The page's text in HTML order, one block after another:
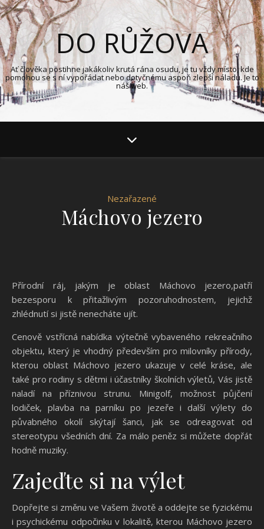
DO RŮŽOVA
Ať člověka postihne jakákoliv krutá rána osudu, je tu vždy místo, kde
pomohou se s ní vypořádat nebo dotyčnému aspoň zlepší náladu. Je to
náš web.
Nezařazené
Máchovo jezero
Přírodní ráj, jakým je oblast Máchovo jezero,patří
bezesporu k přitažlivým pozoruhodnostem, jejichž
zhlédnutí si jistě nenecháte ujít.
Cenově vstřícná nabídka výtečně vybaveného rekreačního
objektu, který je vhodný především pro milovníky přírody,
kterou oblast Máchovo jezero ukazuje v celé kráse, ale
také pro rodiny s dětmi i účastníky školních výletů, Vás jistě
naladí na příznivou strunu. Minigolf, možnost půjčení
lodiček, plavba na parníku po jezeře i další výlety do
půvabného okolí skýtají šanci, jak se odreagovat od
stereotypu všedních dní. Za málo peněz si můžete dopřát
hodně muziky.
Zajeďte si na výlet
Dopřejte si změnu ve Vašem životě a oddejte se fyzickému
i psychickému odpočinku v lokalitě, kterou Máchovo jezero